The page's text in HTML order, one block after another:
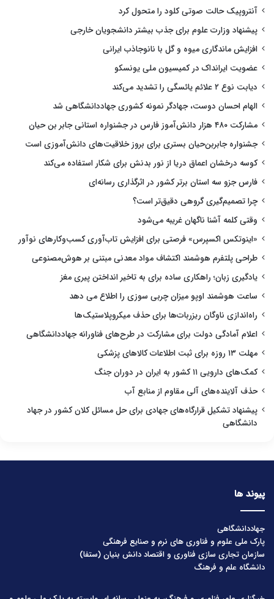
آنتروپیک حالت صوتی کلود را متحول کرد
پیشنهاد وزارت علوم برای جذب بیشتر دانشجویان خارجی
افزایش ماندگاری میوه و گل با نانوجاذب ایرانی
عضویت ایرانداک در کمیسیون ملی یونسکو
دیابت نوع ۲ علائم یائسگی را تشدید می‌کند
الهام احسان دوست، جهادگر نمونه کشوری جهاددانشگاهی شد
مشارکت ۴۸۰ هزار دانش‌آموز فارس در جشنواره استانی جابر بن حیان
جشنواره جابربن‌حیان بستری برای بروز خلاقیت‌های دانش‌آموزی است
کوسه درخشان اعماق دریا از نور بدنش برای شکار استفاده می‌کند
فارس جزو سه استان برتر کشور در اثرگذاری رسانه‌ای
چرا تصمیم‌گیری گروهی دقیق‌تر است؟
وقتی کلمه آشنا ناگهان غریبه می‌شود
«اینوتکس اکسپرس» فرصتی برای افزایش تاب‌آوری کسب‌وکارهای نوآور
طراحی پلتفرم هوشمند اکتشاف مواد معدنی مبتنی بر هوش‌مصنوعی
یادگیری زبان؛ راهکاری ساده برای به تاخیر انداختن پیری مغز
ساعت هوشمند اوپو میزان چربی سوزی را اطلاع می دهد
راه‌اندازی ناوگان ریزربات‌ها برای حذف میکروپلاستیک‌ها
اعلام آمادگی دولت برای مشارکت در طرح‌های فناورانه جهاددانشگاهی
مهلت ۱۳ روزه برای ثبت اطلاعات کالاهای پزشکی
کمک‌های دارویی ۱۱ کشور به ایران در دوران جنگ
حذف آلاینده‌های آلی مقاوم از منابع آب
پیشنهاد تشکیل قرارگاه‌های جهادی برای حل مسائل کلان کشور در جهاد
دانشگاهی
پیوند ها
جهاددانشگاهی
پارک ملی علوم و فناوری های نرم و صنایع فرهنگی
سازمان تجاری سازی فناوری و اقتصاد دانش بنیان (ستفا)
دانشگاه علم و فرهنگ